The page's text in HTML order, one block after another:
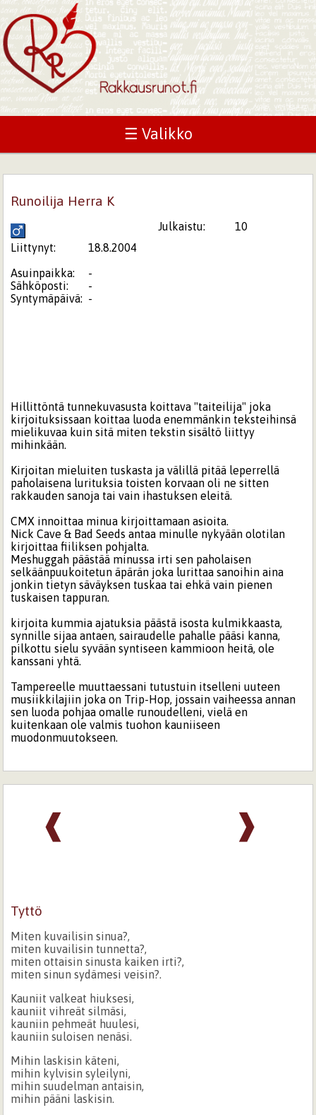
☰ Valikko
Runoilija Herra K
Julkaistu:
10
Liittynyt:
18.8.2004
Asuinpaikka:
-
Sähköposti:
-
Syntymäpäivä: -
Hillittöntä tunnekuvasusta koittava "taiteilija" joka
kirjoituksissaan koittaa luoda enemmänkin teksteihinsä
mielikuvaa kuin sitä miten tekstin sisältö liittyy
mihinkään.
Kirjoitan mieluiten tuskasta ja välillä pitää leperrellä
paholaisena lurituksia toisten korvaan oli ne sitten
rakkauden sanoja tai vain ihastuksen eleitä.
CMX innoittaa minua kirjoittamaan asioita.
Nick Cave & Bad Seeds antaa minulle nykyään olotilan
kirjoittaa fiiliksen pohjalta.
Meshuggah päästää minussa irti sen paholaisen
selkäänpuukoitetun äpärän joka lurittaa sanoihin aina
jonkin tietyn säväyksen tuskaa tai ehkä vain pienen
tuskaisen tappuran.
kirjoita kummia ajatuksia päästä isosta kulmikkaasta,
synnille sijaa antaen, sairaudelle pahalle pääsi kanna,
pilkottu sielu syvään syntiseen kammioon heitä, ole
kanssani yhtä.
Tampereelle muuttaessani tutustuin itselleni uuteen
musiikkilajiin joka on Trip-Hop, jossain vaiheessa annan
sen luoda pohjaa omalle runoudelleni, vielä en
kuitenkaan ole valmis tuohon kauniiseen
muodonmuutokseen.
❱
❰
Tyttö
Miten kuvailisin sinua?,
miten kuvailisin tunnetta?,
miten ottaisin sinusta kaiken irti?,
miten sinun sydämesi veisin?.
Kauniit valkeat hiuksesi,
kauniit vihreät silmäsi,
kauniin pehmeät huulesi,
kauniin suloisen nenäsi.
Mihin laskisin käteni,
mihin kylvisin syleilyni,
mihin suudelman antaisin,
mihin pääni laskisin.